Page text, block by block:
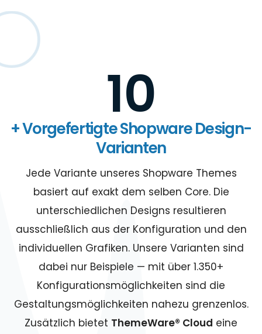
10
+ Vorgefertigte Shopware Design-
Varianten
Jede Variante unseres Shopware Themes
basiert auf exakt dem selben Core. Die
unterschiedlichen Designs resultieren
ausschließlich aus der Konfiguration und den
individuellen Grafiken. Unsere Varianten sind
dabei nur Beispiele — mit über 1.350+
Konfigurationsmöglichkeiten sind die
Gestaltungsmöglichkeiten nahezu grenzenlos.
Zusätzlich bietet ThemeWare® Cloud eine